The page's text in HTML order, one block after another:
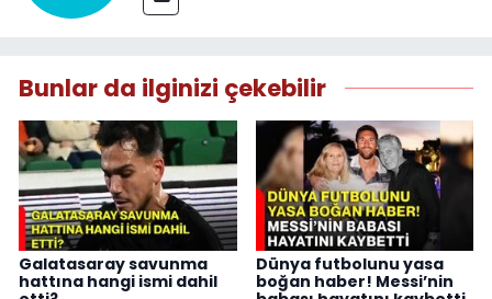
Bunlar da ilginizi çekebilir
Galatasaray savunma
hattına hangi ismi dahil
Dünya futbolunu yasa
boğan haber! Messi’nin